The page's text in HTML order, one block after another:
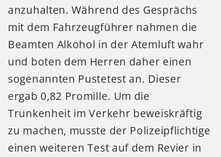
anzuhalten.Während des Gesprächs
mit dem Fahrzeugführer nahmen die
Beamten Alkohol in der Atemluft wahr
und boten dem Herren daher einen
sogenannten Pustetest an. Dieser
ergab 0,82 Promille. Um die
Trunkenheit im Verkehr beweiskräftig
zu machen, musste der Polizeipflichtige
einen weiteren Test auf dem Revier in